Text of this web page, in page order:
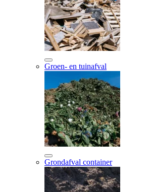
Groen- en tuinafval
Grondafval container